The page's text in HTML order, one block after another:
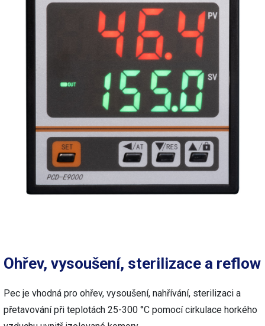
Ohřev, vysoušení, sterilizace a reflow
Pec je vhodná pro ohřev, vysoušení, nahřívání, sterilizaci a
přetavování při teplotách 25-300 °C pomocí cirkulace horkého